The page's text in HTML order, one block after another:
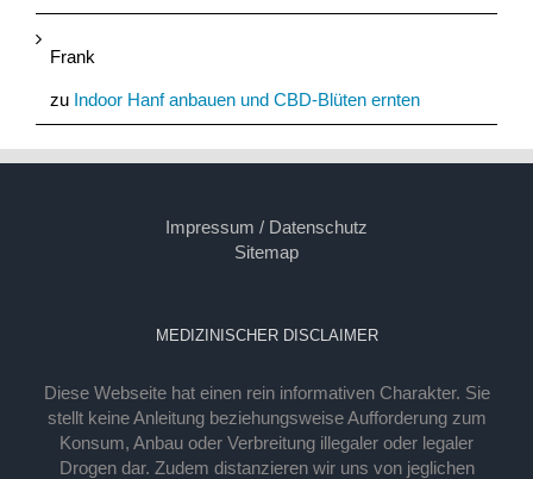
Frank
zu Indoor Hanf anbauen und CBD-Blüten ernten
Impressum / Datenschutz
Sitemap
MEDIZINISCHER DISCLAIMER
Diese Webseite hat einen rein informativen Charakter. Sie
stellt keine Anleitung beziehungsweise Aufforderung zum
Konsum, Anbau oder Verbreitung illegaler oder legaler
Drogen dar. Zudem distanzieren wir uns von jeglichen